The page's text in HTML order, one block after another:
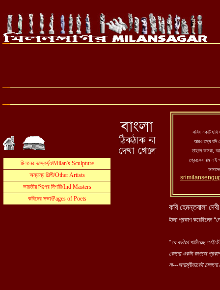
কবির একটি ছবি
আরও তথ্য যদি
তাহলে আমরা,
প্রেরকের নাম এই